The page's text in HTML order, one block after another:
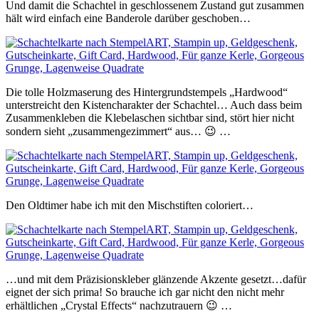
Und damit die Schachtel in geschlossenem Zustand gut zusammen
hält wird einfach eine Banderole darüber geschoben…
Die tolle Holzmaserung des Hintergrundstempels „Hardwood“
unterstreicht den Kistencharakter der Schachtel… Auch dass beim
Zusammenkleben die Klebelaschen sichtbar sind, stört hier nicht
sondern sieht „zusammengezimmert“ aus… 😉 …
Den Oldtimer habe ich mit den Mischstiften coloriert…
…und mit dem Präzisionskleber glänzende Akzente gesetzt…dafür
eignet der sich prima! So brauche ich gar nicht den nicht mehr
erhältlichen „Crystal Effects“ nachzutrauern 😉 …